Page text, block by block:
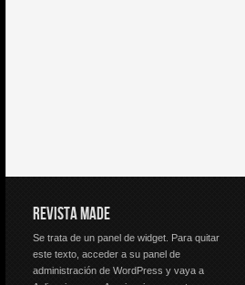
REVISTA MADE
Se trata de un panel de widget. Para quitar
este texto, acceder a su panel de
administración de WordPress y vaya a